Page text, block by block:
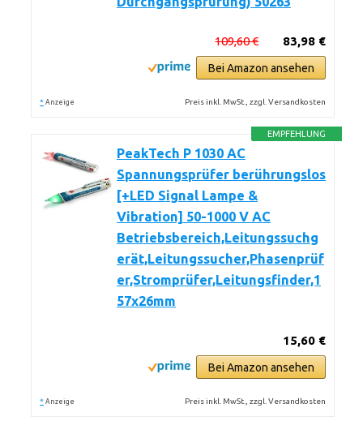
83,98 €
109,60 €
Bei Amazon ansehen
* Anzeige Preis inkl. MwSt., zzgl. Versandkosten
EMPFEHLUNG
PeakTech P 1030 AC
Spannungsprüfer berührungslos
[+LED Signal Lampe &
Vibration] 50-1000 V AC
Betriebsbereich,Leitungssuchg
erät,Leitungssucher,Phasenprüf
er,Stromprüfer,Leitungsfinder,1
57x26mm
15,60 €
Bei Amazon ansehen
* Anzeige Preis inkl. MwSt., zzgl. Versandkosten